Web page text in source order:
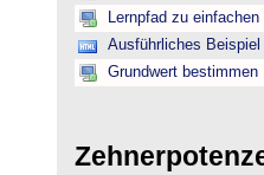
Lernpfad zu
Ausführliches
Grundwert bestimmen